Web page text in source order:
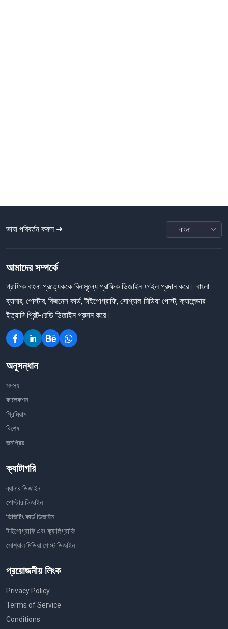
ভাষা পরিবর্তন করুন ➜
আমাদের সম্পর্কে
গ্রাফিক বাংলা প্রত্যেককে বিনামূল্যে গ্রাফিক ডিজাইন ফাইল প্রদান করে। বাংলা
ব্যানার, পোস্টার, বিজনেস কার্ড, টাইপোগ্রাফি, সোশ্যাল মিডিয়া পোস্ট, ক্যালেন্ডার
ইত্যাদি প্রিন্ট-রেডি ডিজাইন প্রদান করে।
অনুসন্ধান
সদস্য
কালেকশন
প্রিমিয়াম
বিশেষ
জনপ্রিয়
ক্যাটাগরি
ব্যানার ডিজাইন
পোস্টার ডিজাইন
ভিজিটিং কার্ড ডিজাইন
টাইপোগ্রাফি এবং ক্যালিগ্রাফি
সোশ্যাল মিডিয়া পোস্ট ডিজাইন
প্রয়োজনীয় লিংক
Privacy Policy
Terms of Service
Conditions